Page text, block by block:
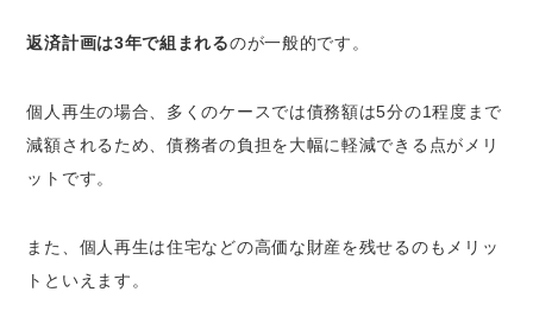
返済計画は3年で組まれるのが一般的です。
個人再生の場合、多くのケースでは債務額は5分の1程度まで
減額されるため、債務者の負担を大幅に軽減できる点がメリ
ットです。
また、個人再生は住宅などの高価な財産を残せるのもメリッ
トといえます。